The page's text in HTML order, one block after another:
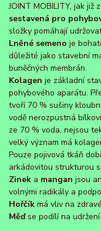
JOINT MOBILITY, jak již
sestavená pro
složky pomáhají
Lněné semeno je
důležité jako stavební
buněčných membrán.
Kolagen je základní
pohybového aparátu.
tvoří 70 % sušiny
vodě nerozpustná
ze 70 % voda, nejsou
velký význam má
Pouze pojivová tkáň
arkádovitou strukturou
Zinek a mangan jsou
volnými radikály a
Hořčík má vliv na
Měďse podílí na